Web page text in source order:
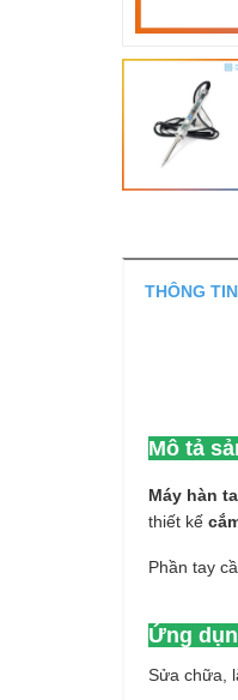
THÔNG
Mô tả
Máy hàn
thiết kế
Phần tay
Ứng
Sửa chữa,